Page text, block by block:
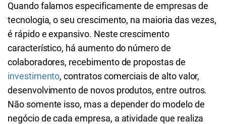
Quando falamos especificamente de empresas de
tecnologia, o seu crescimento, na maioria das vezes,
é rápido e expansivo. Neste crescimento
característico, há aumento do número de
colaboradores, recebimento de propostas de
investimento, contratos comerciais de alto valor,
desenvolvimento de novos produtos, entre outros.
Não somente isso, mas a depender do modelo de
negócio de cada empresa, a atividade que realiza